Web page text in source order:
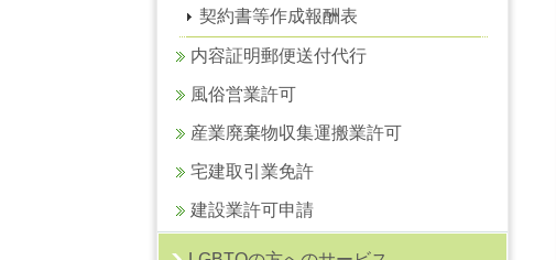
契約書等作成報酬表
内容証明郵便送付代行
風俗営業許可
産業廃棄物収集運搬業許可
宅建取引業免許
建設業許可申請